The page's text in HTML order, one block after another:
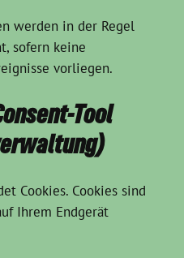
werden in der Regel
sofern keine
vorliegen.
Tool
Cookies. Cookies sind
Ihrem Endgerät